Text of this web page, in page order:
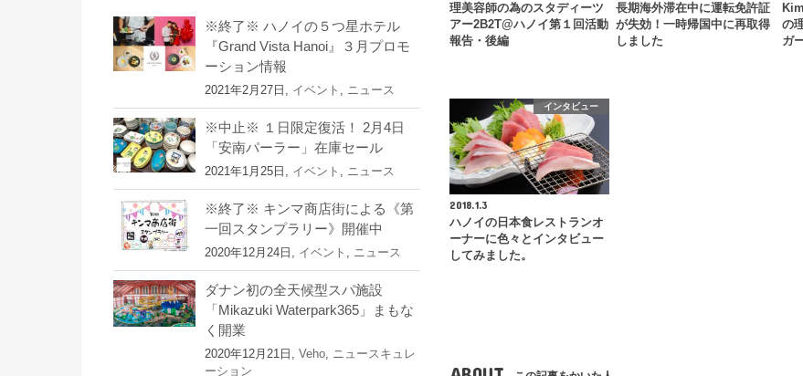
理美容師の為のスタディーツ
アー2B2T@ハノイ第１回活動
報告・後編
長期海外滞在中に運転免許証
が失効！一時帰国中に再取得
しました
の
ガ
インタビュー
2018.1.3
ハノイの日本食レストランオ
ーナーに色々とインタビュー
してみました。
※終了※ ハノイの５つ星ホテル
『Grand Vista Hanoi』３月プロモ
ーション情報
2021年2月27日, イベント ニュース
※中止※ １日限定復活！ 2月4日
「安南パーラー」在庫セール
2021年1月25日, イベント ニュース
※終了※ キンマ商店街による《第
一回スタンプラリー》開催中
2020年12月24日, イベント ニュース
ダナン初の全天候型スパ施設
「Mikazuki Waterpark365」まもな
く開業
2020年12月21日, Veho
ニュースキュレ
ーション